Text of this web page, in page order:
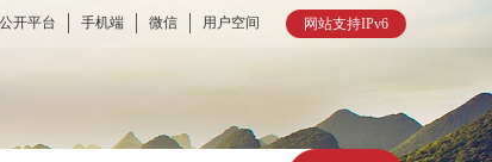
网站支持IPv6
开平台 手机端 微信 用户空间